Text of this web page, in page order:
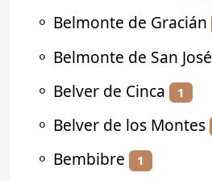
⚬ Belmonte de Gracián
⚬ Belmonte de San José
⚬ Belver de Cinca 1
⚬ Belver de los Montes
⚬ Bembibre 1